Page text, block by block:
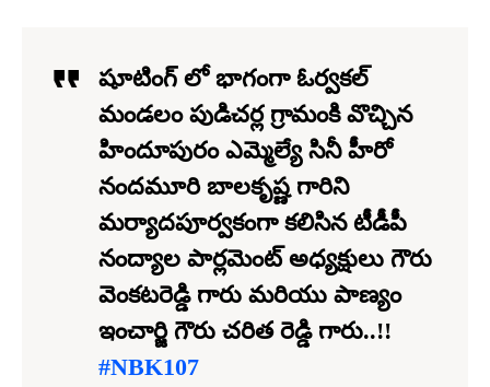
షూటింగ్ లో భాగంగా ఓర్వకల్
మండలం పుడిచర్ల గ్రామంకి వొచ్చిన
హిందూపురం ఎమ్మెల్యే సినీ హీరో
నందమూరి బాలకృష్ణ గారిని
మర్యాదపూర్వకంగా కలిసిన టీడీపీ
నంద్యాల పార్లమెంట్ అధ్యక్షులు గౌరు
వెంకటరెడ్డి గారు మరియు పాణ్యం
ఇంచార్జి గౌరు చరిత రెడ్డి గారు..!!
#NBK107